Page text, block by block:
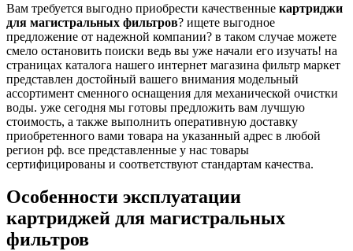
Bам требуется выгодно приобрести качественные картриджи
для магистральных фильтров? ищете выгодное
предложение от надежной компании? в таком случае можете
смело остановить поиски ведь вы уже начали его изучать! на
страницах каталога нашего интернет магазина фильтр маркет
представлен достойный вашего внимания модельный
ассортимент сменного оснащения для механической очистки
воды. уже сегодня мы готовы предложить вам лучшую
стоимость, а также выполнить оперативную доставку
приобретенного вами товара на указанный адрес в любой
регион рф. все представленные у нас товары
сертифицированы и соответствуют стандартам качества.
Особенности эксплуатации
картриджей для магистральных
фильтров